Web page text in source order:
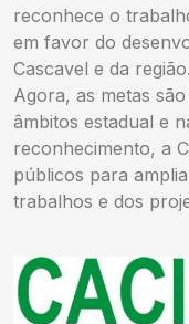
reconhece o
em favor do
Cascavel e da região.
Agora, as metas
âmbitos estadual e
reconhecimento, a
públicos para
trabalhos e dos